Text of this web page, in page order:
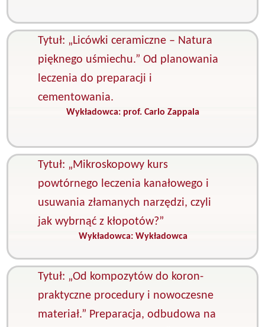
Tytuł: „Licówki ceramiczne – Natura
pięknego uśmiechu.” Od planowania
leczenia do preparacji i
cementowania.
Wykładowca: prof. Carlo Zappala
Tytuł: „Mikroskopowy kurs
powtórnego leczenia kanałowego i
usuwania złamanych narzędzi, czyli
jak wybrnąć z kłopotów?”
Wykładowca: Wykładowca
Tytuł: „Od kompozytów do koron-
praktyczne procedury i nowoczesne
materiał.” Preparacja, odbudowa na